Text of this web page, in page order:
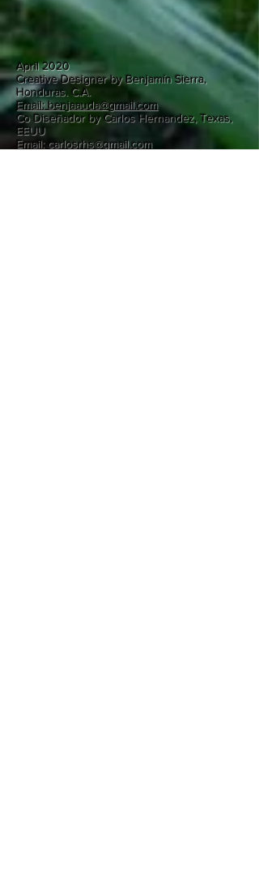
April 2020
Creative Designer by Benjamín Sierra,
Honduras. C.A.
Email: benjaauda@gmail.com
Co Diseñador by Carlos Hernandez, Texas,
EEUU
Email: carlosrhs@gmail.com